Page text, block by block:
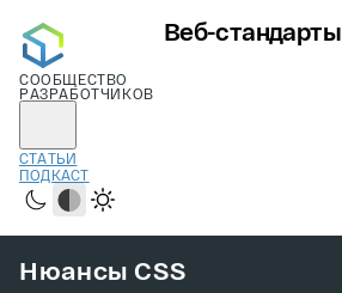
Веб-стандарты
СООБЩЕСТВО
РАЗРАБОТЧИКОВ
СТАТЬИ
ПОДКАСТ
Нюансы CSS